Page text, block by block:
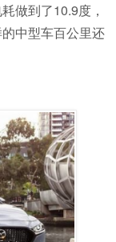
做到了10.9度，
中型车百公里还